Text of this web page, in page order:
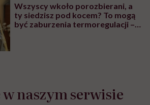
Wszyscy wkoło porozbierani, a
ty siedzisz pod kocem? To mogą
być zaburzenia termoregulacji –
naszym serwisie